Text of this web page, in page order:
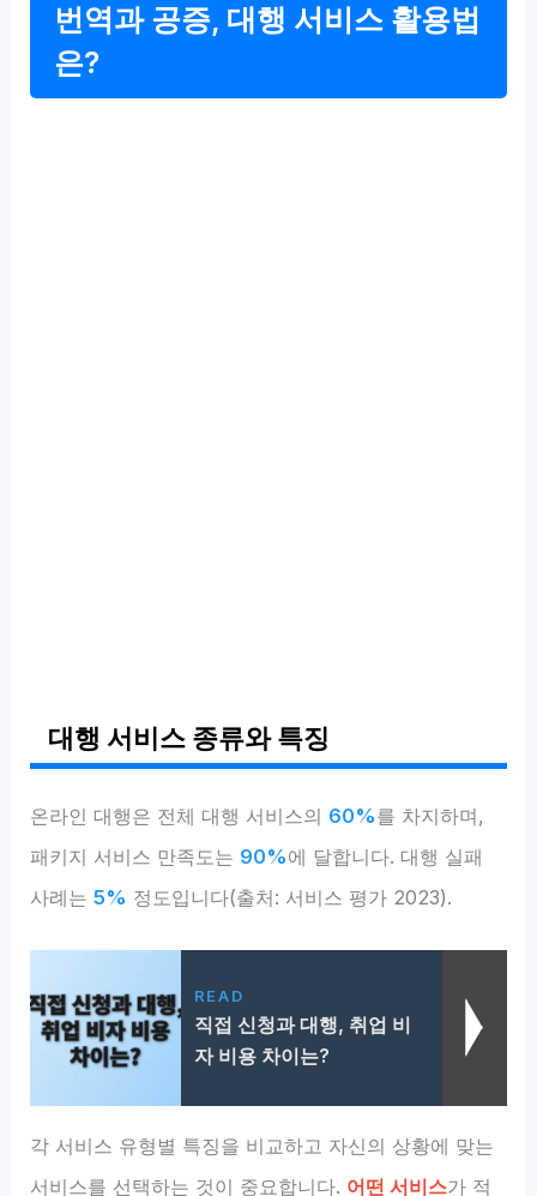
번역과 공증, 대행 서비스 활용법
은?
대행 서비스 종류와 특징
온라인 대행은 전체 대행 서비스의 60%를 차지하며,
패키지 서비스 만족도는 90%에 달합니다. 대행 실패
사례는5% 정도입니다(출처: 서비스 평가 2023).
READ
직접 신청과 대행, 취업 비
자 비용 차이는?
각 서비스 유형별 특징을 비교하고 자신의 상황에 맞는
서비스를 선택하는 것이 중요합니다. 어떤 서비스가 적